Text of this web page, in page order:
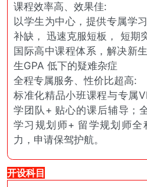
课程效率高、效果佳:
以学生为中心，提供专属学
补缺， 迅速克服短板， 短期
国际高中课程体系，解决新
生GPA 低下的疑难杂症
全程专属服务、性价比超高:
标准化精品小班课程与专属
学团队+ 贴心的课后辅导；
学习规划师+ 留学规划师全
力，申请保驾护航。
开设科目